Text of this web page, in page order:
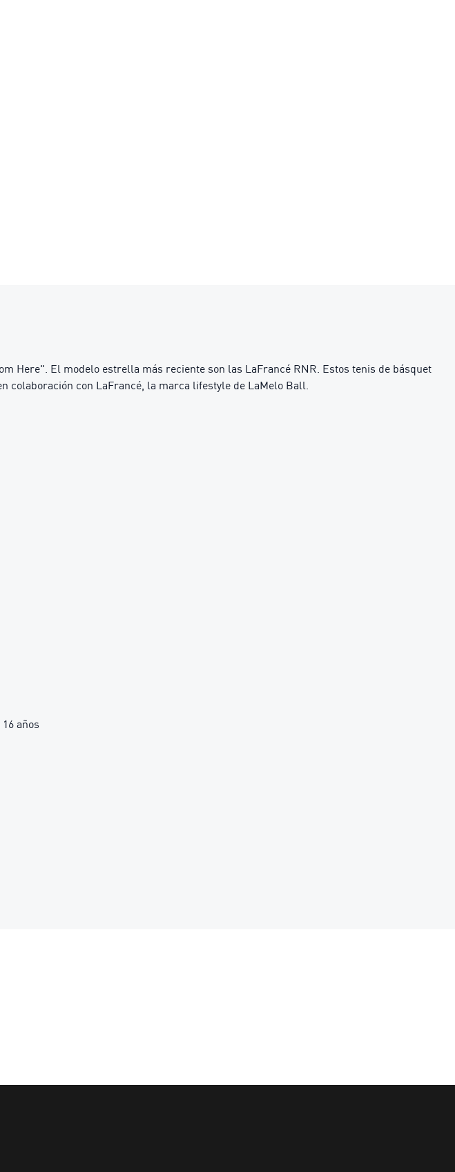
Here". El modelo estrella más reciente son las LaFrancé RNR. Estos tenis de básquet
colaboración con LaFrancé, la marca lifestyle de LaMelo Ball.
años